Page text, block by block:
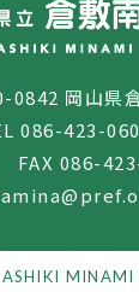
0842 岡山県
086-423-
FAX 086-
MINAMI